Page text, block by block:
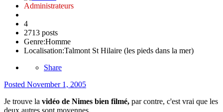
Administrateurs
4
2713 posts
Genre:Homme
Localisation:Talmont St Hilaire (les pieds dans la mer)
Share
Posted November 1, 2005
Je trouve la vidéo de Nimes bien filmé, par contre, c'est vrai que les